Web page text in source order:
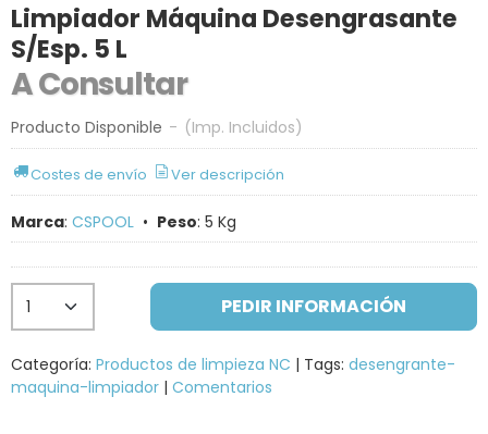
Limpiador Máquina Desengrasante
S/Esp. 5 L
A Consultar
Producto Disponible - (Imp. Incluidos)
Costes de envío Ver descripción
Marca: CSPOOL • Peso: 5 Kg
PEDIR INFORMACIÓN
Categoría: Productos de limpieza NC | Tags: desengrante-
maquina-limpiador | Comentarios